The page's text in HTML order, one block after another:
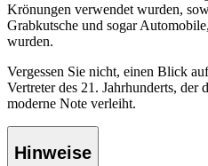
Krönungen verwendet wurden,
Grabkutsche und sogar
wurden.
Vergessen Sie nicht, einen Blick
Vertreter des 21. Jahrhunderts, der
moderne Note verleiht.
Hinweise